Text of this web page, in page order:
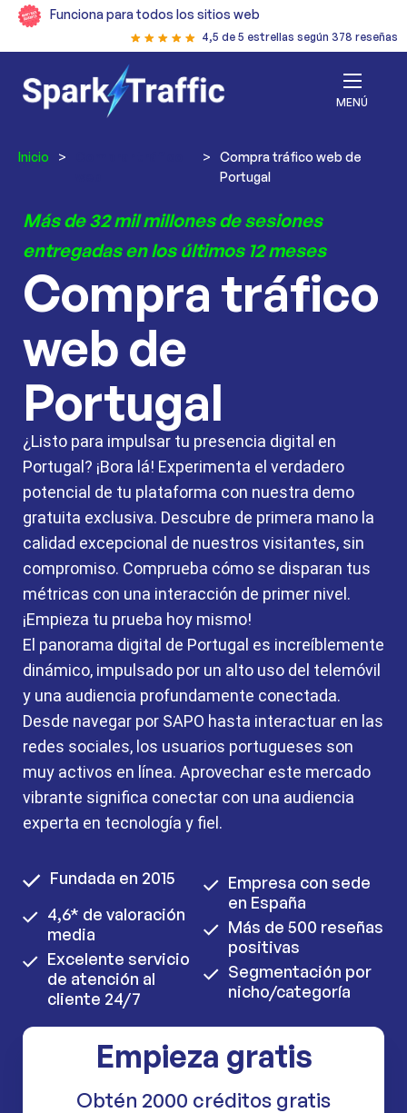
Funciona para todos los sitios web
4,5 de 5 estrellas según 378 reseñas
MENÚ
Inicio > >
Compra tráfico web de
Portugal
Más de 32 mil millones de sesiones
entregadas en los últimos 12 meses
Compra tráfico
web de
Portugal
¿Listo para impulsar tu presencia digital en
Portugal? ¡Bora lá! Experimenta el verdadero
potencial de tu plataforma con nuestra demo
gratuita exclusiva. Descubre de primera mano la
calidad excepcional de nuestros visitantes, sin
compromiso. Comprueba cómo se disparan tus
métricas con una interacción de primer nivel.
¡Empieza tu prueba hoy mismo!
El panorama digital de Portugal es increíblemente
dinámico, impulsado por un alto uso del telemóvil
y una audiencia profundamente conectada.
Desde navegar por SAPO hasta interactuar en las
redes sociales, los usuarios portugueses son
muy activos en línea. Aprovechar este mercado
vibrante significa conectar con una audiencia
experta en tecnología y fiel.
Fundada en 2015
4,6* de valoración
media
Excelente servicio
de atención al
cliente 24/7
Empresa con sede
en España
Más de 500 reseñas
positivas
Segmentación por
nicho/categoría
Empieza gratis
Obtén 2000 créditos gratis